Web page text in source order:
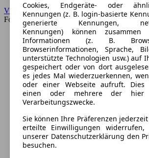
VW
Forum
Cookies, Endgeräte- oder
Kennungen (z. B. login-basierte
generierte Kennungen,
Kennungen) können
Informationen (z. B.
Browserinformationen, Sprache,
unterstützte Technologien usw.) auf
gespeichert oder von dort
es jedes Mal wiederzuerkennen,
oder einer Webseite aufruft. Dies
einen oder mehrere der hier
Verarbeitungszwecke.
Sie können Ihre Präferenzen
erteilte Einwilligungen
unserer Datenschutzerklärung den
besuchen.